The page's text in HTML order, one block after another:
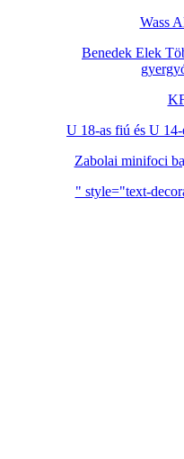
Wass
Benedek Elek
U 18-as fiú és U 14-
Zabolai minifoci
" style="text-